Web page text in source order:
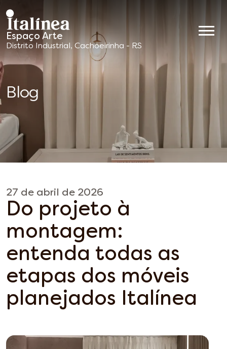
Espaço Arte
Móveis
Planejados
Distrito Industrial, Cachoeirinha - RS
Blog
27 de abril de 2026
Do projeto à
montagem:
entenda todas as
etapas dos móveis
planejados Italínea